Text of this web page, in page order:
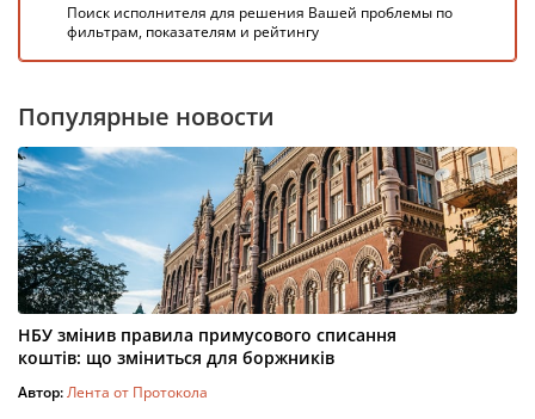
Поиск исполнителя для решения Вашей проблемы по
фильтрам, показателям и рейтингу
Популярные новости
НБУ змінив правила примусового списання
коштів: що зміниться для боржників
Автор:Лента от Протокола